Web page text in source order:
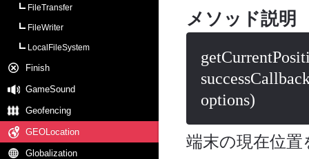
FileTransfer
FileWriter
LocalFileSystem
Finish
GameSound
Geofencing
GEOLocation
Globalization
メソッド説明
options)
端末の現在位